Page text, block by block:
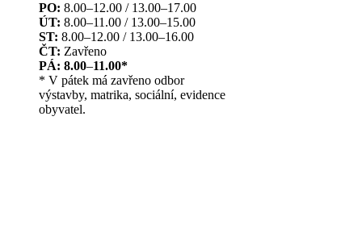
PO: 8.00–12.00 / 13.00–17.00
ÚT: 8.00–11.00 / 13.00–15.00
ST: 8.00–12.00 / 13.00–16.00
ČT: Zavřeno
PÁ: 8.00–11.00*
* V pátek má zavřeno odbor
výstavby, matrika, sociální, evidence
obyvatel.